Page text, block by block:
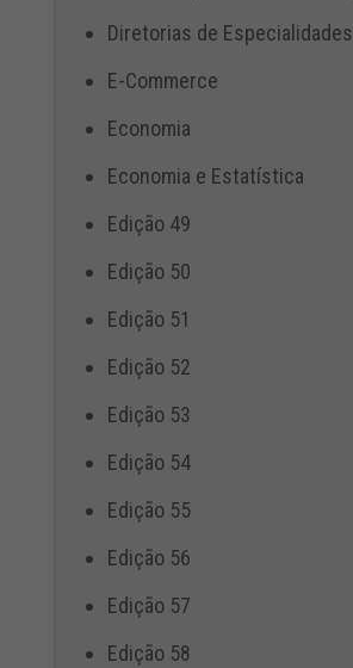
Diretorias de Especialidades
E-Commerce
Economia
Economia e Estatística
Edição 49
Edição 50
Edição 51
Edição 52
Edição 53
Edição 54
Edição 55
Edição 56
Edição 57
Edição 58